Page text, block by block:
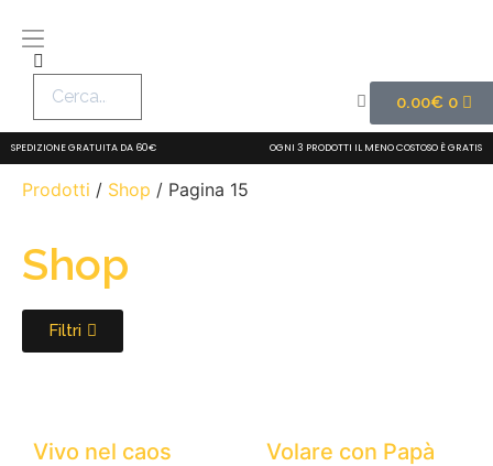
0.00€ 0
SPEDIZIONE GRATUITA DA 60€ OGNI 3 PRODOTTI IL MENO COSTOSO È GRATIS
Prodotti / Shop / Pagina 15
Shop
Filtri
Vivo nel caos Volare con Papà